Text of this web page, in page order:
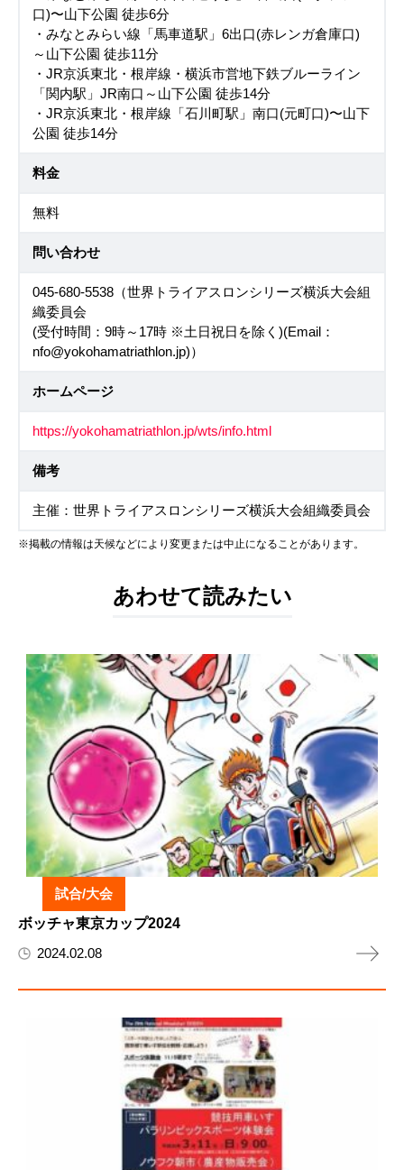
口)〜山下公園 徒歩6分
・みなとみらい線「馬車道駅」6出口(赤レンガ倉庫口)
～山下公園 徒歩11分
・JR京浜東北・根岸線・横浜市営地下鉄ブルーライン
「関内駅」JR南口～山下公園 徒歩14分
・JR京浜東北・根岸線「石川町駅」南口(元町口)〜山下
公園 徒歩14分
料金
無料
問い合わせ
045-680-5538（世界トライアスロンシリーズ横浜大会組
織委員会
(受付時間：9時～17時 ※土日祝日を除く)(Email：
nfo@yokohamatriathlon.jp)）
ホームページ
https://yokohamatriathlon.jp/wts/info.html
備考
主催：世界トライアスロンシリーズ横浜大会組織委員会
※掲載の情報は天候などにより変更または中止になることがあります。
あわせて読みたい
試合/大会
ボッチャ東京カップ2024
2024.02.08